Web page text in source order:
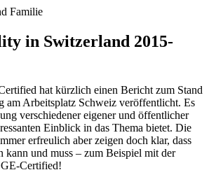
Familie
in Switzerland 2015-
hat kürzlich einen Bericht zum Stand
am Arbeitsplatz Schweiz veröffentlicht. Es
verschiedener eigener und öffentlicher
Einblick in das Thema bietet. Die
erfreulich aber zeigen doch klar, dass
kann und muss – zum Beispiel mit der
Certified!